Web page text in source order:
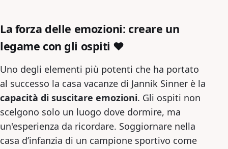
La forza delle emozioni: creare un
legame con gli ospiti ❤️
Uno degli elementi più potenti che ha portato
al successo la casa vacanze di Jannik Sinner è la
capacità di suscitare emozioni. Gli ospiti non
scelgono solo un luogo dove dormire, ma
un'esperienza da ricordare. Soggiornare nella
casa d’infanzia di un campione sportivo come